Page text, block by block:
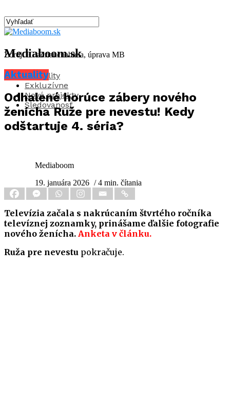
Mediaboom.sk
Aktuality
Exkluzívne
Nové projekty
Sledovanosť
Zdroj: IG adrianchabada, úprava MB
Aktuality
Odhalené horúce zábery nového
ženícha Ruže pre nevestu! Kedy
odštartuje 4. séria?
Mediaboom
19. januára 2026 / 4 min. čítania
Televízia začala s nakrúcaním štvrtého ročníka
televíznej zoznamky, prinášame ďalšie fotografie
nového ženícha. Anketa v článku.
Ruža pre nevestu pokračuje.